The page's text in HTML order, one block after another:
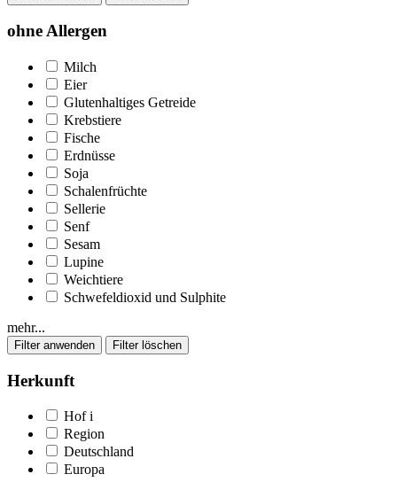
ohne Allergen
Milch
Eier
Glutenhaltiges Getreide
Krebstiere
Fische
Erdnüsse
Soja
Schalenfrüchte
Sellerie
Senf
Sesam
Lupine
Weichtiere
Schwefeldioxid und Sulphite
mehr...
Herkunft
Hof i
Region
Deutschland
Europa